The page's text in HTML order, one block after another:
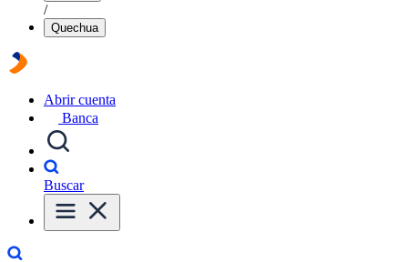
/
Quechua
Abrir cuenta
Banca
Buscar